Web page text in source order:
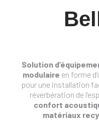
Solution
modulaire en forme
pour une installation
réverbération de
confort
matériaux